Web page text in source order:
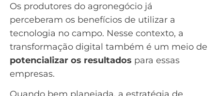
Os produtores do agronegócio já
perceberam os benefícios de utilizar a
tecnologia no campo. Nesse contexto, a
transformação digital também é um meio de
potencializar os resultados para essas
empresas.